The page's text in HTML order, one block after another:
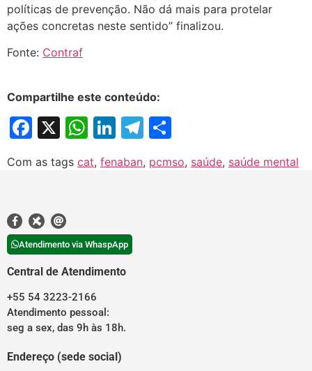
políticas de prevenção. Não dá mais para protelar
ações concretas neste sentido” finalizou.
Fonte: Contraf
Compartilhe este conteúdo:
Facebook
X WhatsApp
LinkedIn
Telegram
Com as tags cat, fenaban, pcmso, saúde, saúde mental
Atendimento via WhaspApp
Central de Atendimento
+55 54 3223-2166
Atendimento pessoal:
seg a sex, das 9h às 18h.
Endereço (sede social)